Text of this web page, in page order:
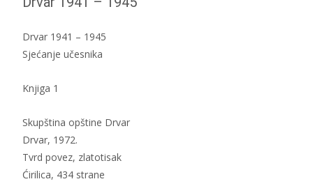
Drvar 1941 – 1945
Sjećanje učesnika
Knjiga 1
Skupština opštine Drvar
Drvar, 1972.
Tvrd povez, zlatotisak
Ćirilica, 434 strane